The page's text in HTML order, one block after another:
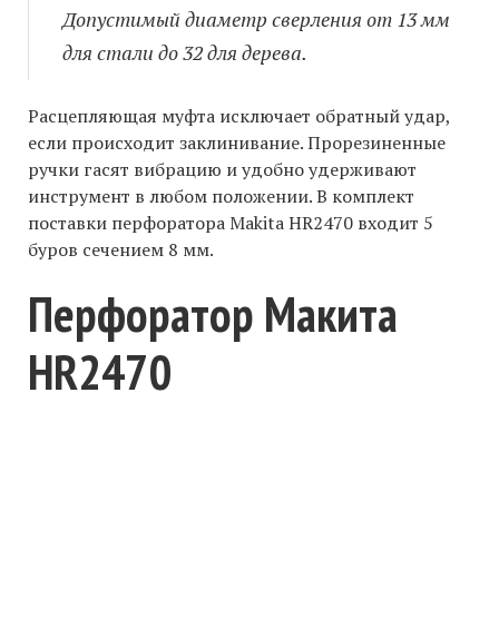
Допустимый диаметр сверления от 13 мм
для стали до 32 для дерева.
Расцепляющая муфта исключает обратный удар,
если происходит заклинивание. Прорезиненные
ручки гасят вибрацию и удобно удерживают
инструмент в любом положении. В комплект
поставки перфоратора Makita HR2470 входит 5
буров сечением 8 мм.
Перфоратор Макита
HR2470